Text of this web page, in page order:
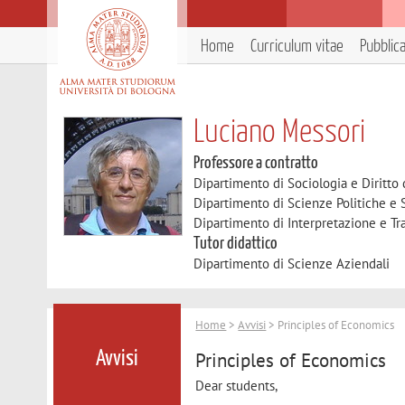
Home Curriculum vitae
Luciano Messori
Professore a contratto
Dipartimento di Sociologia e Diritto
Dipartimento di Scienze Politiche e
Dipartimento di Interpretazione e
Tutor didattico
Dipartimento di Scienze Aziendali
Avvisi
Home >Avvisi > Principles of Economics
Principles of Economics
Dear students,